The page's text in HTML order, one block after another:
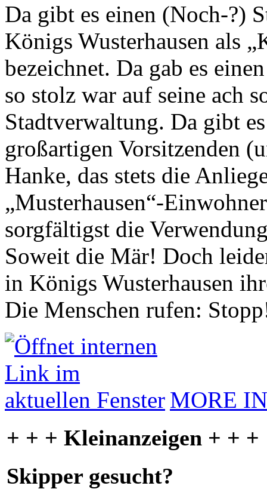
Da gibt es einen (Noch-?)
Königs Wusterhausen als
bezeichnet. Da gab es
so stolz war auf seine ach
Stadtverwaltung. Da gibt
großartigen Vorsitzenden
Hanke, das stets die
„Musterhausen“-
sorgfältigst die
Soweit die Mär! Doch
in Königs Wusterhausen
Die Menschen rufen:
MORE
+ + + Kleinanzeigen + + +
Skipper gesucht?